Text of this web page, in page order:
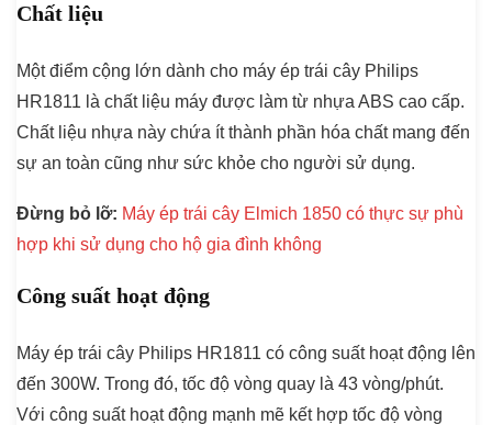
Chất liệu
Một điểm cộng lớn dành cho máy ép trái cây Philips
HR1811 là chất liệu máy được làm từ nhựa ABS cao cấp.
Chất liệu nhựa này chứa ít thành phần hóa chất mang đến
sự an toàn cũng như sức khỏe cho người sử dụng.
Đừng bỏ lỡ: Máy ép trái cây Elmich 1850 có thực sự phù
hợp khi sử dụng cho hộ gia đình không
Công suất hoạt động
Máy ép trái cây Philips HR1811 có công suất hoạt động lên
đến 300W. Trong đó, tốc độ vòng quay là 43 vòng/phút.
Với công suất hoạt động mạnh mẽ kết hợp tốc độ vòng